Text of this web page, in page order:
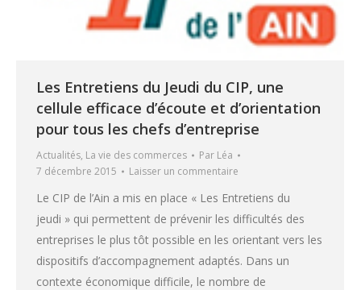
Les Entretiens du Jeudi du CIP, une
cellule efficace d’écoute et d’orientation
pour tous les chefs d’entreprise
Actualités, La vie des commerces Par Léa
7 décembre 2015
Laisser un commentaire
Le CIP de l’Ain a mis en place « Les Entretiens du
jeudi » qui permettent de prévenir les difficultés des
entreprises le plus tôt possible en les orientant vers les
dispositifs d’accompagnement adaptés. Dans un
contexte économique difficile, le nombre de